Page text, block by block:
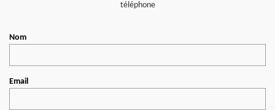
téléphone
Nom
Email